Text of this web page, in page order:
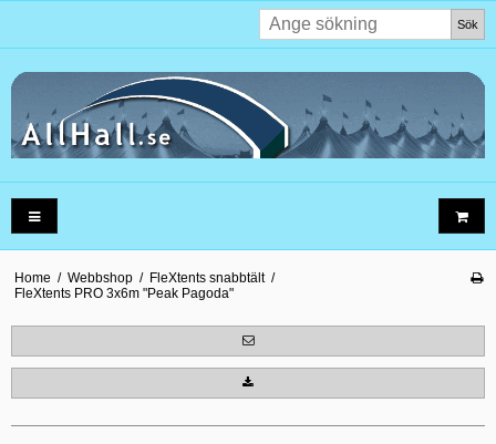
Sök
Home / Webbshop / FleXtents snabbtält /
FleXtents PRO 3x6m "Peak Pagoda"